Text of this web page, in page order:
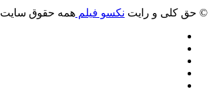
© حق کلی و رایت نکسو فیلم همه حقوق